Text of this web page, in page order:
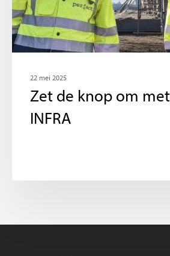
22 mei 2025
Zet de knop om
INFRA